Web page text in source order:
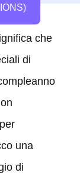
che
di
una
di